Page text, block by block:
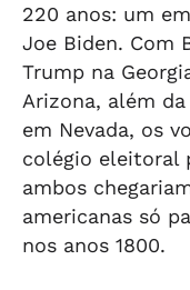
220 anos: um
Joe Biden. Com
Trump na
Arizona, além
em Nevada, os
colégio eleitoral
ambos
americanas só
nos anos 1800.